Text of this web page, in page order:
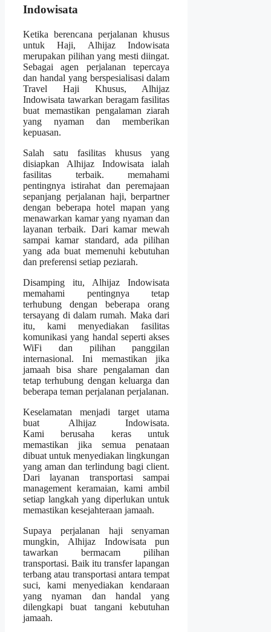
Indowisata
Ketika berencana perjalanan khusus
untuk Haji, Alhijaz Indowisata
merupakan pilihan yang mesti diingat.
Sebagai agen perjalanan tepercaya
dan handal yang berspesialisasi dalam
Travel Haji Khusus, Alhijaz
Indowisata tawarkan beragam fasilitas
buat memastikan pengalaman ziarah
yang nyaman dan memberikan
kepuasan.
Salah satu fasilitas khusus yang
disiapkan Alhijaz Indowisata ialah
fasilitas terbaik. memahami
pentingnya istirahat dan peremajaan
sepanjang perjalanan haji, berpartner
dengan beberapa hotel mapan yang
menawarkan kamar yang nyaman dan
layanan terbaik. Dari kamar mewah
sampai kamar standard, ada pilihan
yang ada buat memenuhi kebutuhan
dan preferensi setiap peziarah.
Disamping itu, Alhijaz Indowisata
memahami pentingnya tetap
terhubung dengan beberapa orang
tersayang di dalam rumah. Maka dari
itu, kami menyediakan fasilitas
komunikasi yang handal seperti akses
WiFi dan pilihan panggilan
internasional. Ini memastikan jika
jamaah bisa share pengalaman dan
tetap terhubung dengan keluarga dan
beberapa teman perjalanan perjalanan.
Keselamatan menjadi target utama
buat Alhijaz Indowisata.
Kami berusaha keras untuk
memastikan jika semua penataan
dibuat untuk menyediakan lingkungan
yang aman dan terlindung bagi client.
Dari layanan transportasi sampai
management keramaian, kami ambil
setiap langkah yang diperlukan untuk
memastikan kesejahteraan jamaah.
Supaya perjalanan haji senyaman
mungkin, Alhijaz Indowisata pun
tawarkan bermacam pilihan
transportasi. Baik itu transfer lapangan
terbang atau transportasi antara tempat
suci, kami menyediakan kendaraan
yang nyaman dan handal yang
dilengkapi buat tangani kebutuhan
jamaah.